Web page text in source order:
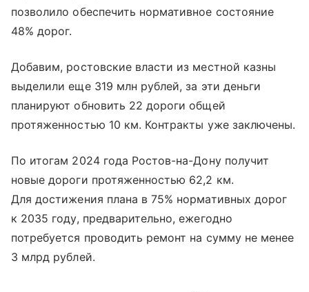
позволило обеспечить нормативное состояние
48% дорог.
Добавим, ростовские власти из местной казны
выделили еще 319 млн рублей, за эти деньги
планируют обновить 22 дороги общей
протяженностью 10 км. Контракты уже заключены.
По итогам 2024 года Ростов-на-Дону получит
новые дороги протяженностью 62,2 км.
Для достижения плана в 75% нормативных дорог
к 2035 году, предварительно, ежегодно
потребуется проводить ремонт на сумму не менее
3 млрд рублей.